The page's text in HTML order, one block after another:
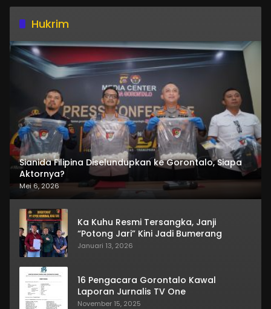
Hukrim
Sianida Filipina Diselundupkan ke Gorontalo, Siapa
Aktornya?
Mei 6, 2026
Ka Kuhu Resmi Tersangka, Janji
“Potong Jari” Kini Jadi Bumerang
Januari 13, 2026
16 Pengacara Gorontalo Kawal
Laporan Jurnalis TV One
November 15, 2025